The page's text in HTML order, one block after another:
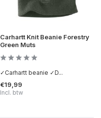
Carhartt Knit Beanie Forestry
Green Muts
✓Carhartt beanie ✓D...
€19,99
Incl. btw